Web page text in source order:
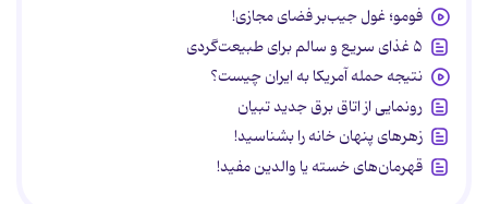
فومو؛ غول جیب‌بر فضای مجازی!
۵ غذای سریع و سالم برای طبیعت‌گردی
نتیجه حمله آمریکا به ایران چیست؟
رونمایی از اتاق برق جدید تبیان
زهرهای پنهان خانه را بشناسید!
قهرمان‌های خسته یا والدین مفید!